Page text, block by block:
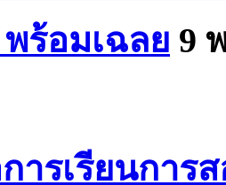
ร้อมเฉลย 9
ารเรียนการ